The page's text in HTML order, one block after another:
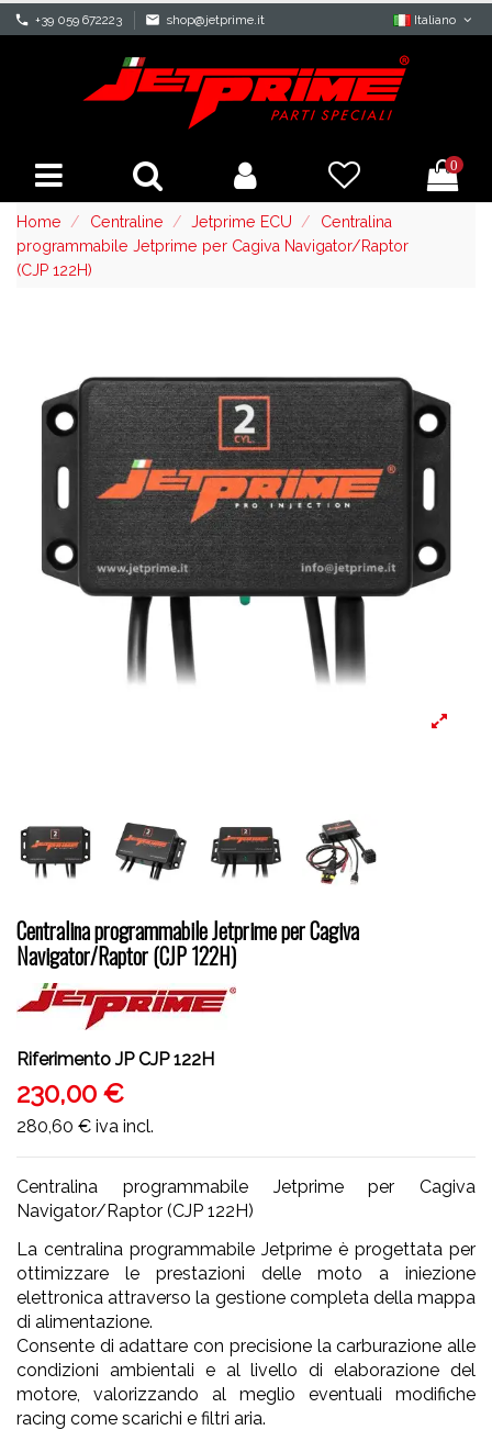
phone +39 059 672223 mail shop@jetprime.it Italiano
0
Home Centraline Jetprime ECU
Centralina
programmabile Jetprime per Cagiva Navigator/Raptor
(CJP 122H)
Centralina programmabile Jetprime per Cagiva
Navigator/Raptor (CJP 122H)
Riferimento JP CJP 122H
230,00 €
280,60 € iva incl.
Centralina programmabile Jetprime per Cagiva
Navigator/Raptor (CJP 122H)
La centralina programmabile Jetprime è progettata per
ottimizzare le prestazioni delle moto a iniezione
elettronica attraverso la gestione completa della mappa
di alimentazione.
Consente di adattare con precisione la carburazione alle
condizioni ambientali e al livello di elaborazione del
motore, valorizzando al meglio eventuali modifiche
racing come scarichi e filtri aria.